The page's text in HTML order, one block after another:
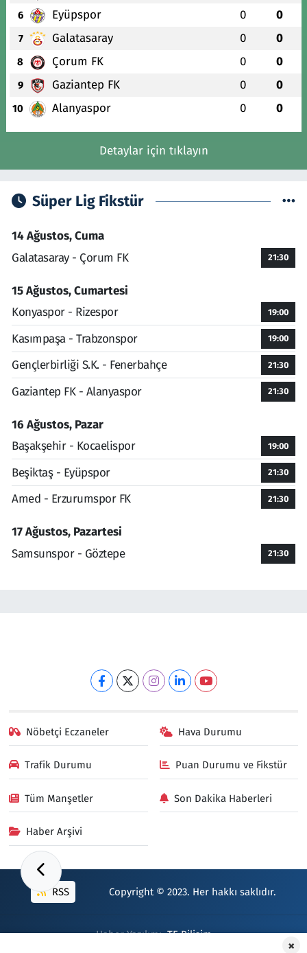
×
6 Eyüpspor 0 0
7 Galatasaray 0 0
8 Çorum FK 0 0
9 Gaziantep FK 0 0
10 Alanyaspor 0 0
Detaylar için tıklayın
Süper Lig Fikstür
14 Ağustos, Cuma
Galatasaray - Çorum FK
21:30
15 Ağustos, Cumartesi
Konyaspor - Rizespor
19:00
Kasımpaşa - Trabzonspor 19:00
Gençlerbirliği S.K. - Fenerbahçe 21:30
Gaziantep FK - Alanyaspor 21:30
16 Ağustos, Pazar
Başakşehir - Kocaelispor
19:00
Beşiktaş - Eyüpspor 21:30
Amed - Erzurumspor FK 21:30
17 Ağustos, Pazartesi
Samsunspor - Göztepe
21:30
Nöbetçi Eczaneler Hava Durumu
Trafik Durumu Puan Durumu ve Fikstür
Tüm Manşetler Son Dakika Haberleri
Haber Arşivi
RSS Copyright © 2023. Her hakkı saklıdır.
Haber Yazılımı:TE Bilişim